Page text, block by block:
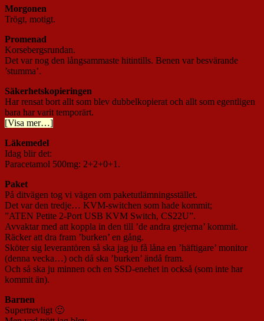
Morgonen
Trögt, motigt.
Promenad
Korsebergsrundan.
Det var nog den långsammaste hitintills. Benen var besvärande
’stumma’.
Säkerhetskopieringen
Har rensat bort allt som blev dubbelkopierat och allt som egentligen
bara har varit temporärt.
[Visa mer…]
Läkemedel
Idag blir det:
Paracetamol 500mg: 2+2+0+1.
Paket
På ditvägen tog vi vägen om paketutlämningsstället.
Det var den tredje… KVM-switchen som hade kommit;
”ATEN Petite 2-Port USB KVM Switch, CS22U”.
Avvaktar med att koppla in den till ’de andra grejerna’ kommit.
Räcker att dra fram ’burken’ en gång.
Sköter sig leverantören så ska jag ju få låna en ’häftigare’ monitor
(denna vecka…) och då ska ’burken’ ändå fram.
Och så ska ju minnen och en SSD-enehet in också (som inte har
kommit än).
Barnen
Supertrevligt 🙂